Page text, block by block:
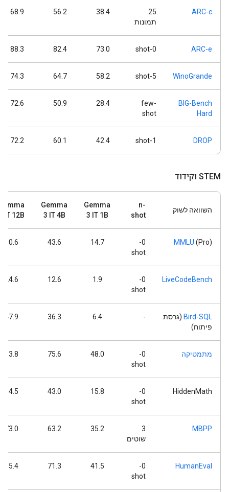
ARC-c
25
תמונות
38.4
56.2
68.9
ARC-e
0-shot
73.0
82.4
88.3
WinoGrande
5-shot
58.2
64.7
74.3
BIG-Bench
Hard
few-
shot
28.4
50.9
72.6
DROP
1-shot
42.4
60.1
72.2
STEM וקידוד
השוואה לשוק
n-
shot
Gemma
3 IT 1B
Gemma
3 IT 4B
IT 12B
MMLU (Pro)
0-
shot
14.7
43.6
60.6
LiveCodeBench
0-
shot
1.9
12.6
24.6
Bird-SQL (גרסת
פיתוח)
-
6.4
36.3
47.9
מתמטיקה
0-
shot
48.0
75.6
83.8
HiddenMath
0-
shot
15.8
43.0
54.5
MBPP
3
שוטים
35.2
63.2
73.0
HumanEval
0-
shot
41.5
71.3
85.4